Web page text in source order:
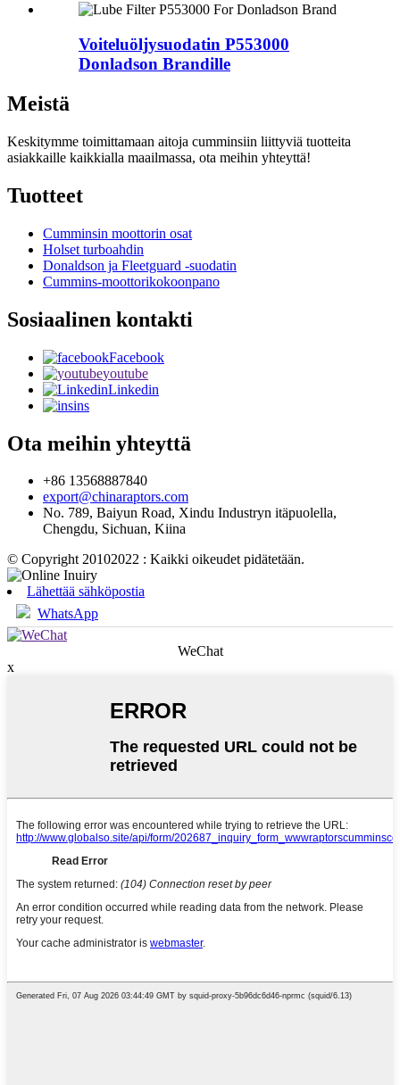
Voiteluöljysuodatin P553000
Donladson Brandille
Meistä
Keskitymme toimittamaan aitoja cumminsiin liittyviä tuotteita
asiakkaille kaikkialla maailmassa, ota meihin yhteyttä!
Tuotteet
Cumminsin moottorin osat
Holset turboahdin
Donaldson ja Fleetguard -suodatin
Cummins-moottorikokoonpano
Sosiaalinen kontakti
Facebook
youtube
Linkedin
ins
Ota meihin yhteyttä
+86 13568887840
export@chinaraptors.com
No. 789, Baiyun Road, Xindu Industryn itäpuolella,
Chengdu, Sichuan, Kiina
© Copyright 20102022 : Kaikki oikeudet pidätetään.
Lähettää sähköpostia
WhatsApp
WeChat
x